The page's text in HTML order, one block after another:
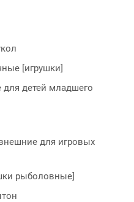
[игрушки]
детей младшего
для игровых
рыболовные]